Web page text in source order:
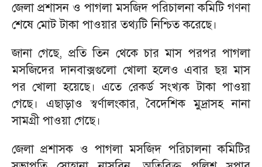
জেলা প্রশাসন ও পাগলা মসজিদ পরিচালনা কমিটি গণনা
শেষে মোট টাকা পাওয়ার তথ্যটি নিশ্চিত করেছে।
জানা গেছে, প্রতি তিন থেকে চার মাস পরপর পাগলা
মসজিদের দানবাক্সগুলো খোলা হলেও এবার ছয় মাস
পর খোলা হয়েছে। এতে রেকর্ড সংখ্যক টাকা পাওয়া
গেছে। এছাড়াও স্বর্ণালংকার, বৈদেশিক মুদ্রাসহ নানা
সামগ্রী পাওয়া গেছে।
জেলা প্রশাসক ও পাগলা মসজিদ পরিচালনা কমিটির